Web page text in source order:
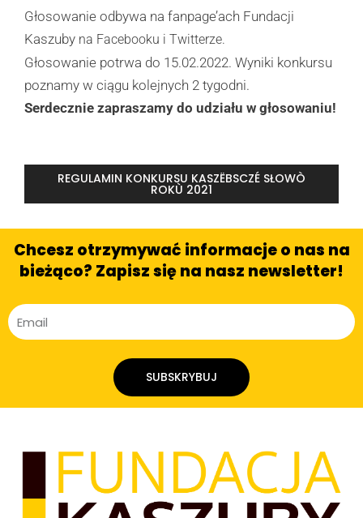
Głosowanie odbywa na fanpage’ach Fundacji
Kaszuby na Facebooku i Twitterze.
Głosowanie potrwa do 15.02.2022. Wyniki konkursu
poznamy w ciągu kolejnych 2 tygodni.
Serdecznie zapraszamy do udziału w głosowaniu!
REGULAMIN KONKURSU KASZËBSCZÉ SŁOWÒ
ROKÙ 2021
Chcesz otrzymywać informacje o nas na
bieżąco? Zapisz się na nasz newsletter!
SUBSKRYBUJ